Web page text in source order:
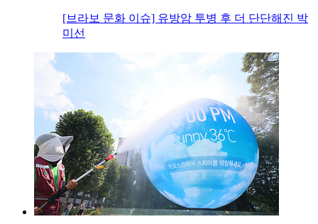
[브라보 문화 이슈] 유방암 투병 후 더 단단해진 박
미선